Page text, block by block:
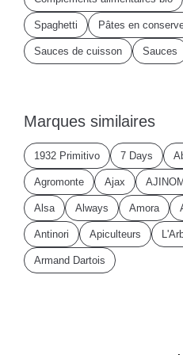
Spaghetti Pâtes en
Sauces de cuisson Sauces
Marques similaires
1932 Primitivo 7 Days
Agromonte Ajax
Alsa Always Amora
Antinori Apiculteurs
Armand Dartois